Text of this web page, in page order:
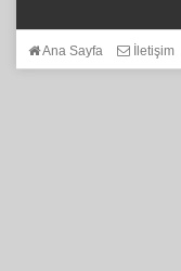
Ana Sayfa İletişim